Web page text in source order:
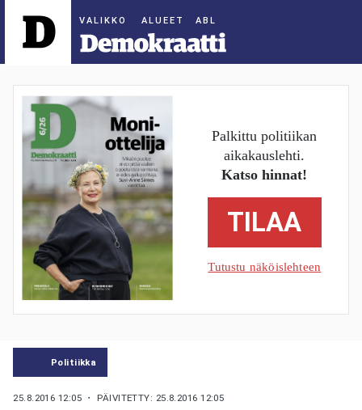
ALUEET
Palkittu politiikan
aikakauslehti.
Katso hinnat!
TILAA
Tutustu näköislehteen
Politiikka
25.8.2016 12:05 ・ PÄIVITETTY: 25.8.2016 12:05